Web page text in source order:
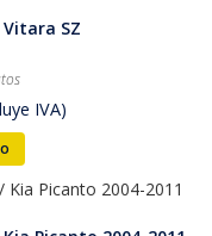
SZ
IVA)